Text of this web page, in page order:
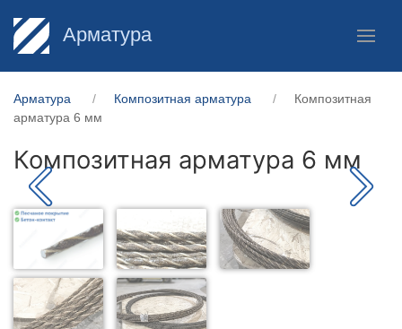
Арматура
Арматура Композитная арматура
Композитная
арматура 6 мм
Композитная арматура 6 мм